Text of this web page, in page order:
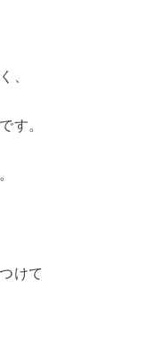
、
す。
けて